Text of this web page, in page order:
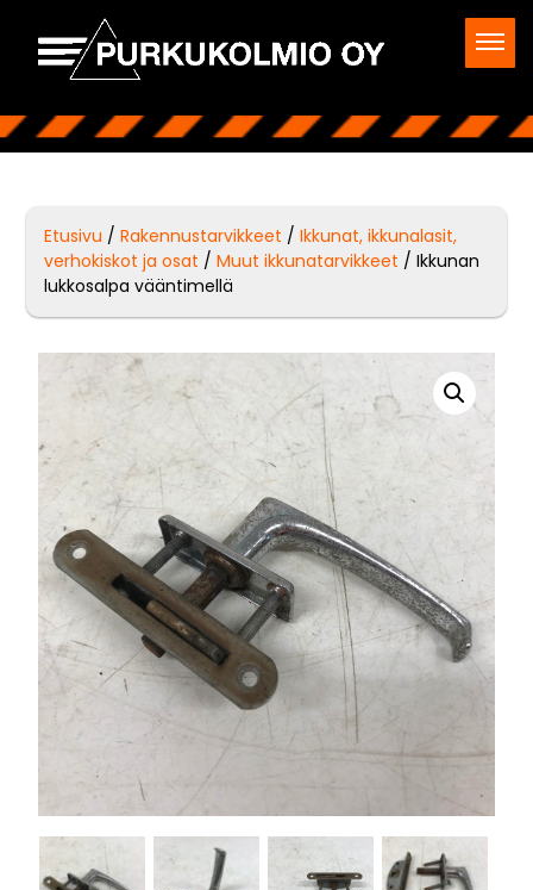
Etusivu /Rakennustarvikkeet /Ikkunat, ikkunalasit,
verhokiskot ja osat /Muut ikkunatarvikkeet / Ikkunan
lukkosalpa vääntimellä